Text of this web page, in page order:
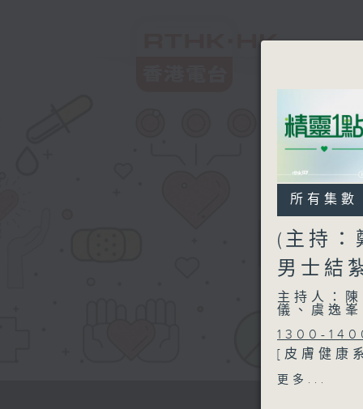
所有集數
(主持
男士結
主持人：
儀、虞逸
1300-
[皮膚健康
主題：多
更多...